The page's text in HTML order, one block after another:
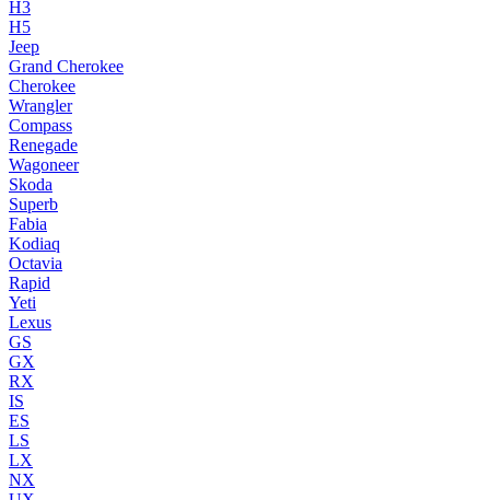
H3
H5
Jeep
Grand Cherokee
Cherokee
Wrangler
Compass
Renegade
Wagoneer
Skoda
Superb
Fabia
Kodiaq
Octavia
Rapid
Yeti
Lexus
GS
GX
RX
IS
ES
LS
LX
NX